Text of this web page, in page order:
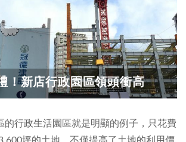
！新店行政園區領頭衝高
的行政生活園區就是明顯的例子，只花費